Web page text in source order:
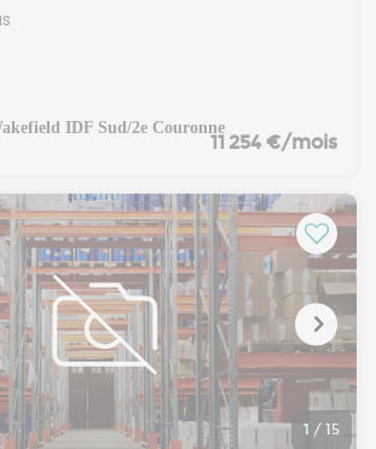
exceptionnelle dans le secteur
divisibles à partir de 151 m² pour
à vos besoins. Ce site offre une
optimal, ainsi qu'une porte à quai et une
pour faciliter les opérations
de la fibre optique garantit une
et fiable. Cet entrepôt de classe B, doté
solide, dispose également d'une
et d'une seconde rampe d'accès pour
occasion unique d'installer votre
environnement professionnel de qualité.
11 254 €/mois
1 / 15